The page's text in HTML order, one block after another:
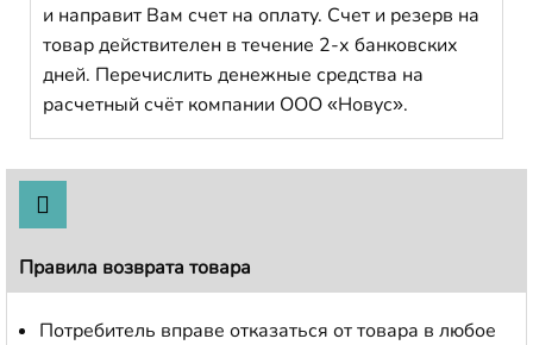
и направит Вам счет на оплату. Счет и резерв на
товар действителен в течение 2-х банковских
дней. Перечислить денежные средства на
расчетный счёт компании ООО «Новус».
Правила возврата товара
Потребитель вправе отказаться от товара в любое